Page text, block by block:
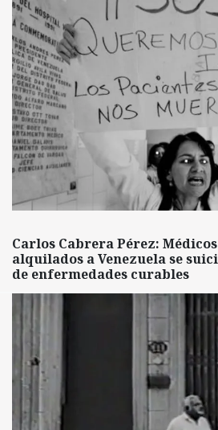
Carlos Cabrera Pérez:
alquilados a Venezuela se
de enfermedades curables